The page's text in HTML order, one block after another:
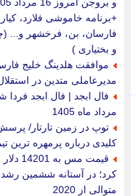
+برنامه خاموشی فلارد،
فارسان، بن، فرخشهر و...
و بختیاری )
موافقت هلدینگ خلیج
مدیرعاملی متدین در
مرداد ماه 1405
توپ در زمین تارتار/
کلیدی درباره پرمهره ترین
قیمت مس به
کرد؛ در آستانه ششمین
متوالی از 2020